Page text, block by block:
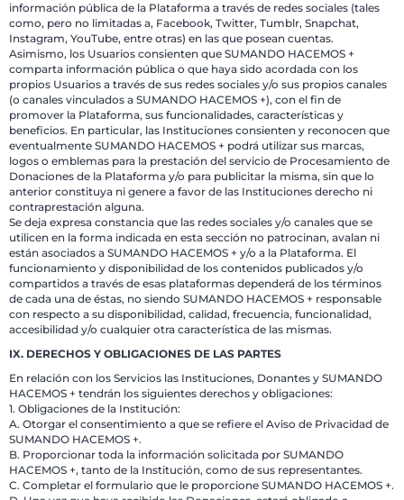
información pública de la Plataforma a través de redes sociales (tales
como, pero no limitadas a, Facebook, Twitter, Tumblr, Snapchat,
Instagram, YouTube, entre otras) en las que posean cuentas.
Asimismo, los Usuarios consienten que SUMANDO HACEMOS +
comparta información pública o que haya sido acordada con los
propios Usuarios a través de sus redes sociales y/o sus propios canales
(o canales vinculados a SUMANDO HACEMOS +), con el fin de
promover la Plataforma, sus funcionalidades, características y
beneficios. En particular, las Instituciones consienten y reconocen que
eventualmente SUMANDO HACEMOS + podrá utilizar sus marcas,
logos o emblemas para la prestación del servicio de Procesamiento de
Donaciones de la Plataforma y/o para publicitar la misma, sin que lo
anterior constituya ni genere a favor de las Instituciones derecho ni
contraprestación alguna.
Se deja expresa constancia que las redes sociales y/o canales que se
utilicen en la forma indicada en esta sección no patrocinan, avalan ni
están asociados a SUMANDO HACEMOS + y/o a la Plataforma. El
funcionamiento y disponibilidad de los contenidos publicados y/o
compartidos a través de esas plataformas dependerá de los términos
de cada una de éstas, no siendo SUMANDO HACEMOS + responsable
con respecto a su disponibilidad, calidad, frecuencia, funcionalidad,
accesibilidad y/o cualquier otra característica de las mismas.
IX. DERECHOS Y OBLIGACIONES DE LAS PARTES
En relación con los Servicios las Instituciones, Donantes y SUMANDO
HACEMOS + tendrán los siguientes derechos y obligaciones:
1. Obligaciones de la Institución:
A. Otorgar el consentimiento a que se refiere el Aviso de Privacidad de
SUMANDO HACEMOS +.
B. Proporcionar toda la información solicitada por SUMANDO
HACEMOS +, tanto de la Institución, como de sus representantes.
C. Completar el formulario que le proporcione SUMANDO HACEMOS +.